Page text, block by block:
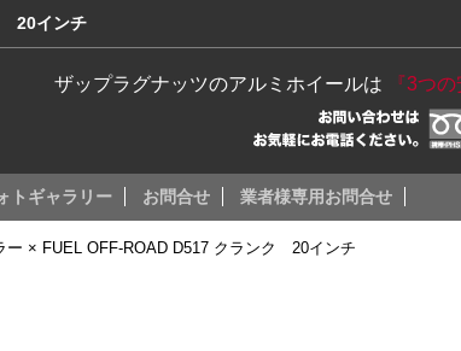
20インチ
ザップラグナッツのアルミホイールは 『3つ
トギャラリー お問合せ 業者様専用お問合せ
ー × FUEL OFF-ROAD D517 クランク 20インチ